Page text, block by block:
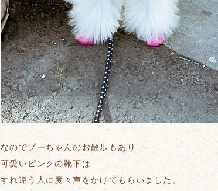
なのでプーちゃんのお散歩もあり
可愛いピンクの靴下は
すれ違う人に度々声をかけてもらいました。